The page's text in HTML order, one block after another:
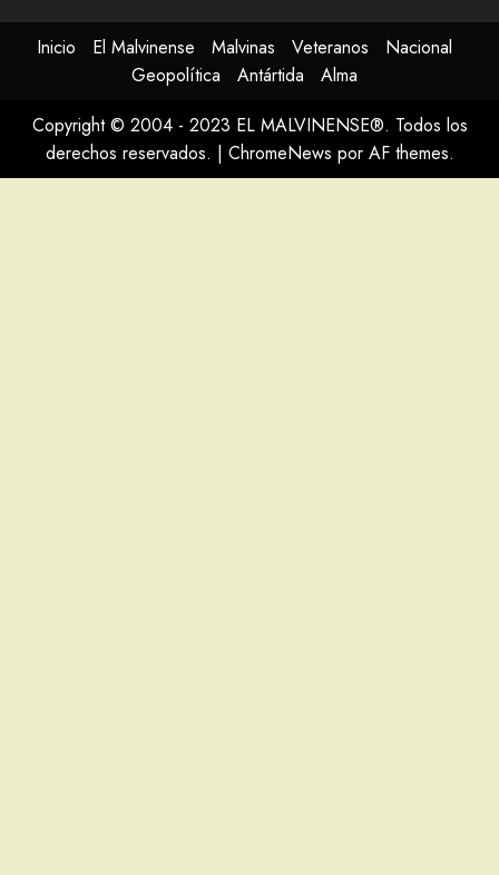
Inicio El Malvinense Malvinas Veteranos
Nacional
Geopolítica
Antártida
Alma
Copyright © 2004 - 2023 EL MALVINENSE®. Todos los
derechos reservados. | ChromeNews por AF themes.